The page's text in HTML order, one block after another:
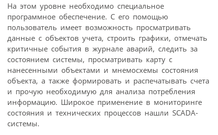
На этом уровне необходимо специальное
программное обеспечение. С его помощью
пользователь имеет возможность просматривать
данные с объектов учета, строить графики, отмечать
критичные события в журнале аварий, следить за
состоянием системы, просматривать карту с
нанесенными объектами и мнемосхемы состояния
объекта, а также формировать и распечатывать счета
и прочую необходимую для анализа потребления
информацию. Широкое применение в мониторинге
состояния и технических процессов нашли SCADA-
системы.